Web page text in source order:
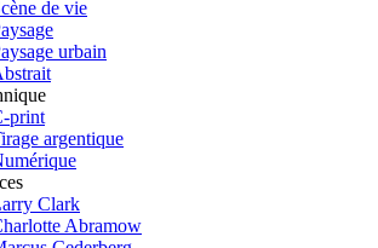
de vie
urbain
print
argentique
Clark
Abramow